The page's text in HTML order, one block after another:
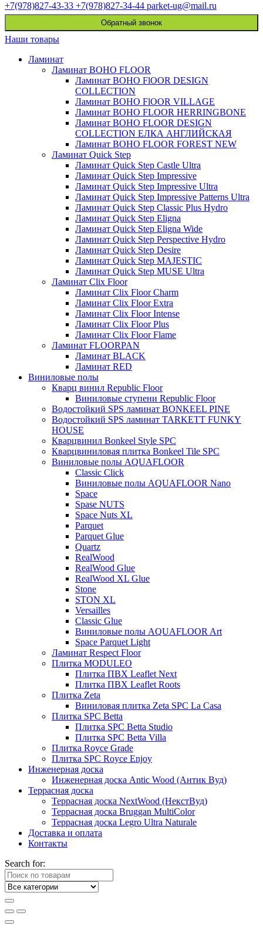
+7(978)827-43-33 +7(978)827-34-44 parket-ug@mail.ru
Обратный звонок
Наши товары
Ламинат
Ламинат BOHO FLOOR
Ламинат BOHO FlOOR DESIGN
COLLECTION
Ламинат BOHO FlOOR VILLAGE
Ламинат BOHO FLOOR HERRINGBONE
Ламинат BOHO FLOOR DESIGN
COLLECTION ЕЛКА АНГЛИЙСКАЯ
Ламинат BOHO FLOOR FOREST NEW
Ламинат Quick Step
Ламинат Quick Step Castle Ultra
Ламинат Quick Step Impressive
Ламинат Quick Step Impressive Ultra
Ламинат Quick Step Impressive Patterns Ultra
Ламинат Quick Step Classic Plus Hydro
Ламинат Quick Step Eligna
Ламинат Quick Step Eligna Wide
Ламинат Quick Step Perspective Hydro
Ламинат Quick Step Desire
Ламинат Quick Step MAJESTIC
Ламинат Quick Step MUSE Ultra
Ламинат Clix Floor
Ламинат Clix Floor Charm
Ламинат Clix Floor Extra
Ламинат Clix Floor Intense
Ламинат Clix Floor Plus
Ламинат Clix Floor Flame
Ламинат FLOORPAN
Ламинат BLACK
Ламинат RED
Виниловые полы
Кварц винил Republic Floor
Виниловые ступени Republic Floor
Водостойкий SPS ламинат BONKEEL PINE
Водостойкий SPS ламинат TARKETT FUNKY
HOUSE
Кварцвинил Bonkeel Style SPC
Кварцвиниловая плитка Bonkeel Tile SPC
Виниловые полы AQUAFLOOR
Classic Click
Виниловые полы AQUAFLOOR Nano
Space
Spase NUTS
Space Nuts XL
Parquet
Parquet Glue
Quartz
RealWood
RealWood Glue
RealWood XL Glue
Stone
STON XL
Versailles
Classic Glue
Виниловые полы AQUAFLOOR Art
Space Parquet Light
Ламинат Respect Floor
Плитка MODULEO
Плитка ПВХ Leaflet Next
Плитка ПВХ Leaflet Roots
Плитка Zeta
Виниловая плитка Zeta SPC La Casa
Плитка SPC Betta
Плитка SPC Betta Studio
Плитка SPC Betta Villa
Плитка Royce Grade
Плитка SPC Royce Enjoy
Инженерная доска
Инженерная доска Antic Wood (Антик Вуд)
Террасная доска
Террасная доска NextWood (НекстВуд)
Террасная доска Bruggan MultiColor
Террасная доска Legro Ultra Naturale
Доставка и оплата
Контакты
Search for: